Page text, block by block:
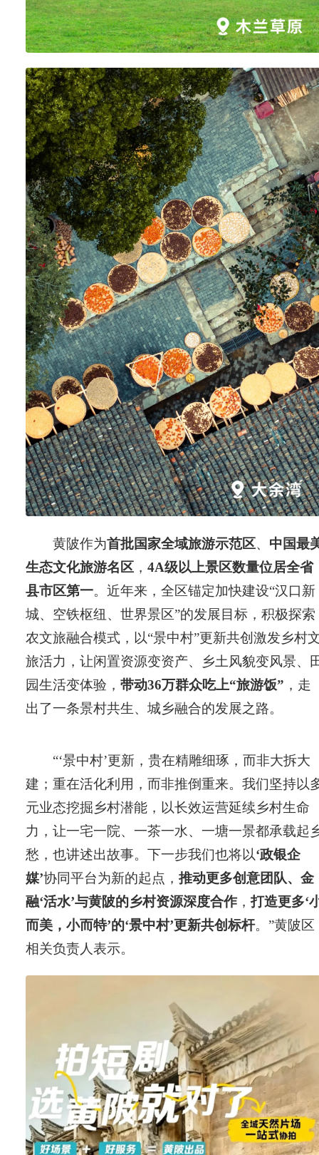
黄陂作为首批国家全域旅游示范区、 中国最
生态文化旅游名区， 4A级以上景区数量位居全省
县市区第一。近年来，全区锚定加快建设“汉口新
城、空铁枢纽、世界景区”的发展目标，积极探索
农文旅融合模式，以“景中村”更新共创激发乡村
旅活力，让闲置资源变资产、乡土风貌变风景、
园生活变体验， 带动36万群众吃上“旅游饭” ，走
出了一条景村共生、城乡融合的发展之路。
“‘景中村’更新，贵在精雕细琢，而非大拆大
建；重在活化利用，而非推倒重来。我们坚持以
元业态挖掘乡村潜能，以长效运营延续乡村生命
力，让一宅一院、一茶一水、一塘一景都承载起
愁，也讲述出故事。下一步我们也将以‘政银企
媒’协同平台为新的起点， 推动更多创意团队、金
融‘活水’与黄陂的乡村资源深度合作，打造更多‘
而美，小而特’的‘景中村’更新共创标杆。”黄陂区
相关负责人表示。